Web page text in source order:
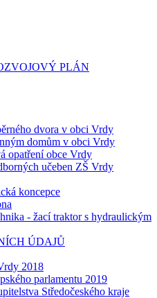
PLÁN
dvora v obci Vrdy
domům v obci Vrdy
opatření obce Vrdy
učeben ZŠ Vrdy
koncepce
- žací traktor s hydraulickým
ÚDAJŮ
2018
parlamentu 2019
Středočeského kraje